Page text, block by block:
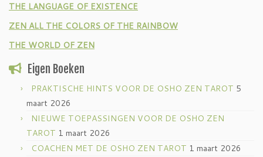
THE LANGUAGE OF EXISTENCE
ZEN ALL THE COLORS OF THE RAINBOW
THE WORLD OF ZEN
Eigen Boeken
PRAKTISCHE HINTS VOOR DE OSHO ZEN TAROT 5
maart 2026
NIEUWE TOEPASSINGEN VOOR DE OSHO ZEN
TAROT 1 maart 2026
COACHEN MET DE OSHO ZEN TAROT 1 maart 2026